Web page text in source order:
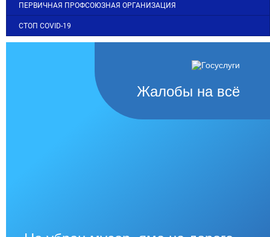
ПЕРВИЧНАЯ ПРОФСОЮЗНАЯ ОРГАНИЗАЦИЯ
СТОП COVID-19
Жалобы на всё